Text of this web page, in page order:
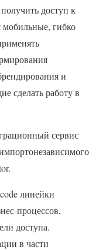
доступ к
гибко
и
сделать работу в
сервис
линейки
процессов,
доступа.
в части